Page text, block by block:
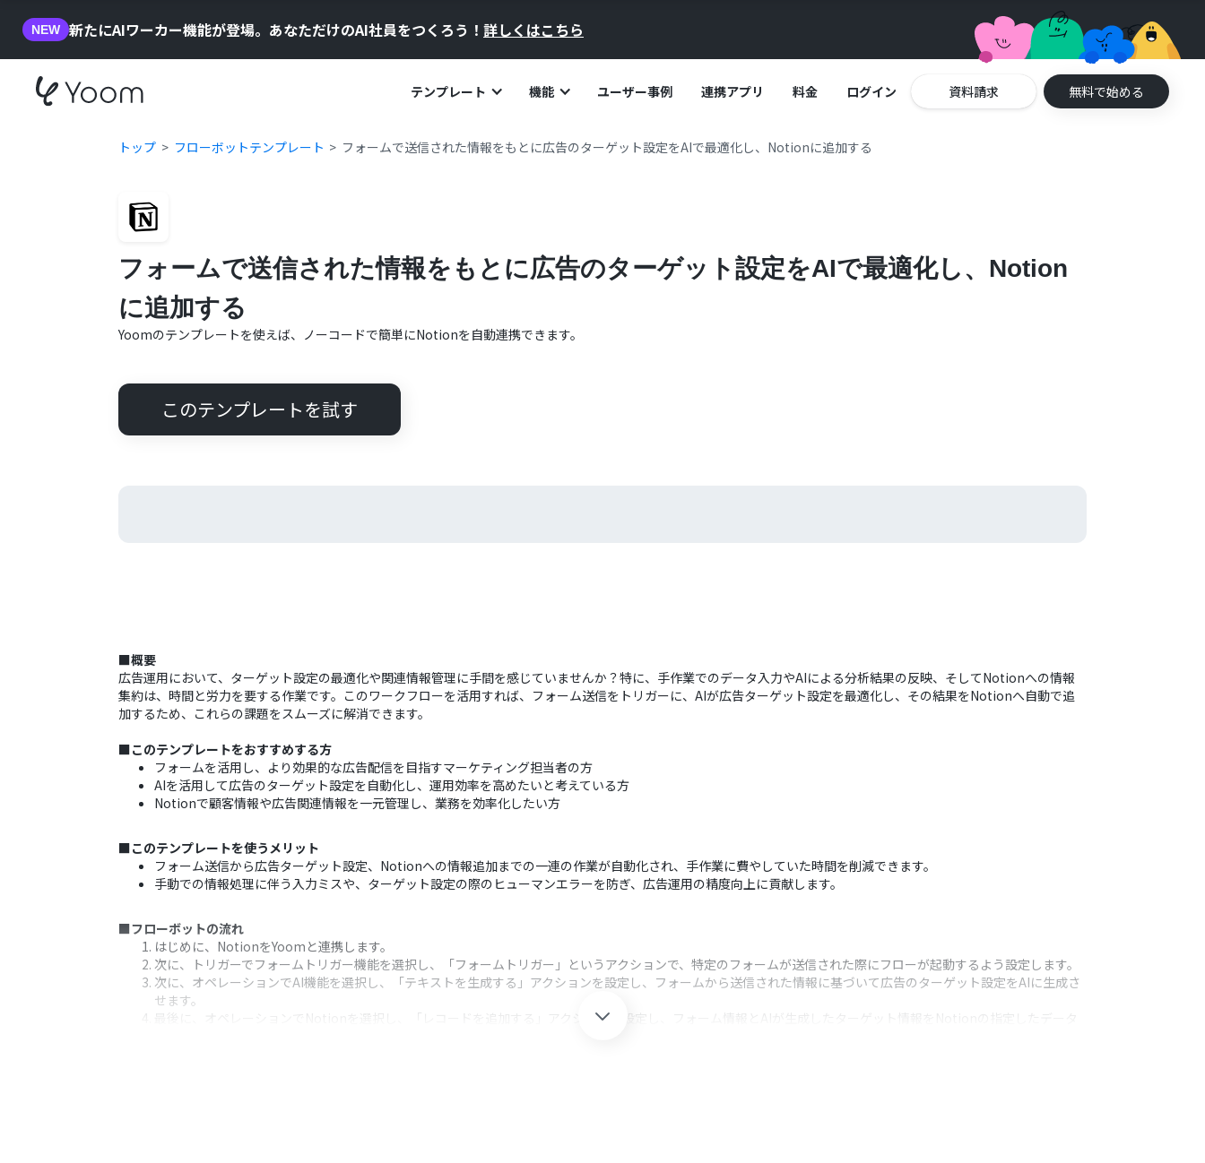
NEW 新たにAIワーカー機能が登場。あなただけのAI社員をつくろう！ 詳しくはこちら
テンプレート 機能 ユーザー事例 連携アプリ 料金 ログイン 資料請求 無料で始める
トップ フローボットテンプレート フォームで送信された情報をもとに広告のターゲット設定をAIで最適化し、Notionに追加する
フォームで送信された情報をもとに広告のターゲット設定をAIで最適化し、Notion
に追加する
Yoomのテンプレートを使えば、ノーコードで簡単にNotionを自動連携できます。
このテンプレートを試す
■概要
広告運用において、ターゲット設定の最適化や関連情報管理に手間を感じていませんか？特に、手作業でのデータ入力やAIによる分析結果の反映、そしてNotionへの情報
集約は、時間と労力を要する作業です。このワークフローを活用すれば、フォーム送信をトリガーに、AIが広告ターゲット設定を最適化し、その結果をNotionへ自動で追
加するため、これらの課題をスムーズに解消できます。
■このテンプレートをおすすめする方
フォームを活用し、より効果的な広告配信を目指すマーケティング担当者の方
AIを活用して広告のターゲット設定を自動化し、運用効率を高めたいと考えている方
Notionで顧客情報や広告関連情報を一元管理し、業務を効率化したい方
■このテンプレートを使うメリット
フォーム送信から広告ターゲット設定、Notionへの情報追加までの一連の作業が自動化され、手作業に費やしていた時間を削減できます。
手動での情報処理に伴う入力ミスや、ターゲット設定の際のヒューマンエラーを防ぎ、広告運用の精度向上に貢献します。
■フローボットの流れ
はじめに、NotionをYoomと連携します。
次に、トリガーでフォームトリガー機能を選択し、「フォームトリガー」というアクションで、特定のフォームが送信された際にフローが起動するよう設定します。
次に、オペレーションでAI機能を選択し、「テキストを生成する」アクションを設定し、フォームから送信された情報に基づいて広告のターゲット設定をAIに生成さ
せます。
最後に、オペレーションでNotionを選択し、「レコードを追加する」アクションを設定し、フォーム情報とAIが生成したターゲット情報をNotionの指定したデータ